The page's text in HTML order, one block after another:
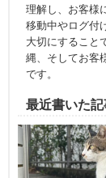
理解し、お客様
移動中やログ付
大切にすること
縄、そしてお客
です。
最近書いた記